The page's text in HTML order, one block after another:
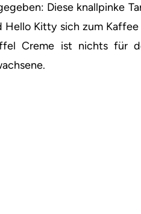
Diese knallpinke
Hello Kitty sich zum
Creme ist nichts für